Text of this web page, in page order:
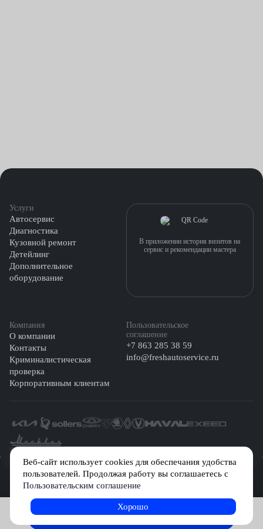
Записаться на услугу
Веб-сайт использует cookies для обеспечания удобства
пользователей. Продолжая работу вы соглашаетесь с
Пользовательским соглашение
Хорошо
Услуги
Автосервис
Диагностика
Кузовной ремонт
Детейлинг
Дополнительное
оборудование
Компания
О компании
Контакты
Криминалистическая
проверка
Корпоративным клиентам
Пользовательское
соглашение
+7 863 285 38 59
info@freshautoservice.ru
В приложении история визитов на
сервис и рекомендации мастера
©️ 2026 Fresh Auto
Сетевое издание «Первый автомобильный маркетплейс» зарегистрировано
Решением Федеральной службы по надзору в сфере связи, информационных
технологий и массовых коммуникаций (Роскомнадзор) № Эл № ФС77-84512 от
29 декабря 2022 г.
Учредитель: Общество с ограниченной ответственностью «МБ-Авто»
Главный редактор: Камышникова Анастасия Игоревна